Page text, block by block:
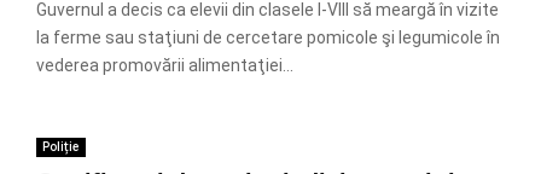
Guvernul a decis ca elevii din clasele I-VIII să meargă în vizite
la ferme sau staţiuni de cercetare pomicole şi legumicole în
vederea promovării alimentaţiei...
Poliție